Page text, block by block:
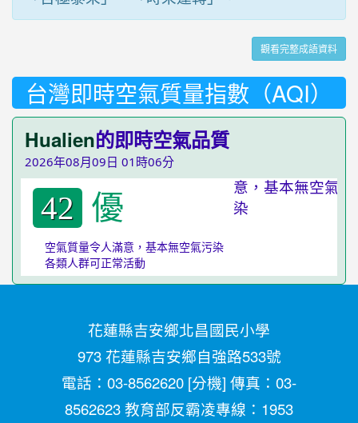
觀看完整成語資料
台灣即時空氣質量指數（AQI）
Hualien的即時空氣品質
2026年08月09日 01時06分
42 優
空氣質量令人滿意，基本無空氣污染
各類人群可正常活動
花蓮縣吉安鄉北昌國民小學
973 花蓮縣吉安鄉自強路533號
電話：03-8562620 [分機] 傳真：03-
8562623 教育部反霸凌專線：1953